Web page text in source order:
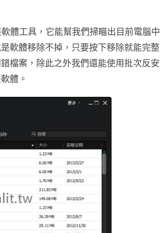
體工具，它能幫我們掃瞄出目前電腦中
軟體移除不掉，只要按下移除就能完整
檔案，除此之外我們還能使用批次反安
體。